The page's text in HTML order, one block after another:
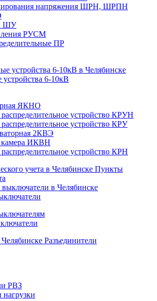
напряжения ШРН, ШРПН
ШУ
РУСМ
ПР
устройства 6-10кВ
ЯКНО
устройство КРУН
устройство КРУ
2КВЭ
камера ИКВН
устройство КРН
Пункты
Разъединители
РВЗ